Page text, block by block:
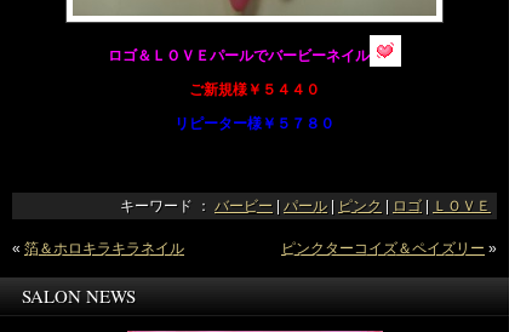
ロゴ＆ＬＯＶＥパールでバービーネイル
ご新規様￥５４４０
リピーター様￥５７８０
キーワード ： バービー | パール | ピンク | ロゴ | ＬＯＶＥ
« 箔＆ホロキラキラネイル ピンクターコイズ＆ペイズリー »
SALON NEWS